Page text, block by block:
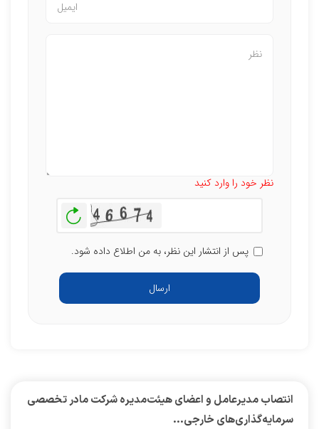
نظر خود را وارد کنید
بازخوانی
پس از انتشار این نظر، به من اطلاع داده شود.
ارسال
انتصاب مدیرعامل و اعضای هیئت‌مدیره شرکت مادر تخصصی
سرمایه‌گذاری‌های خارجی...